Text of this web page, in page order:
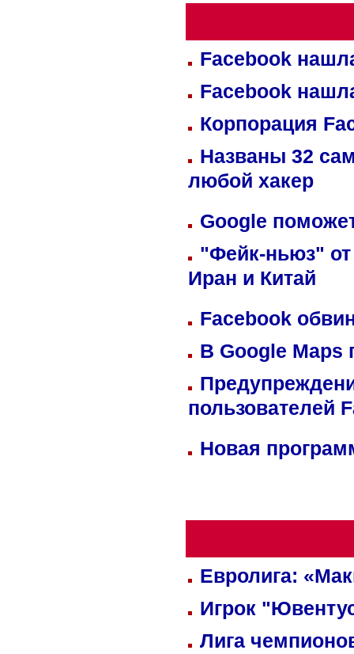
Facebook
Facebook
Корпорация
Названы 32
любой хакер
Google
"Фейк-ньюз" от
Иран и Китай
Facebook
В Google Maps
пользователей
Новая
Евролига:
Игрок
Лига